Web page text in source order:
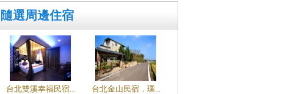
隨選周邊住宿
台北雙溪幸福民宿... 台北金山民宿．璞...